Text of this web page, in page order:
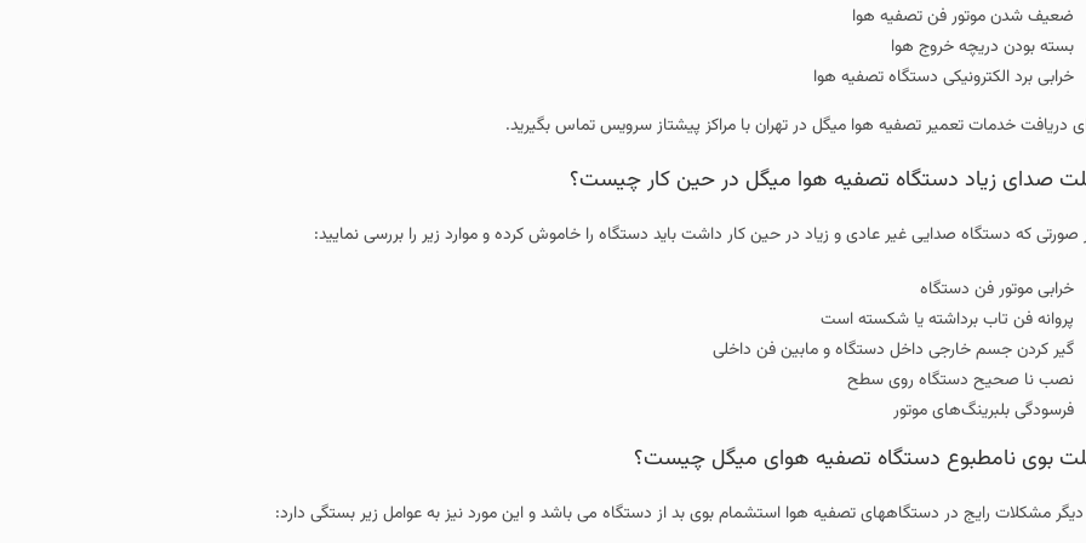
ضعیف شدن موتور فن تصفیه هوا
بسته بودن دریچه خروج هوا
خرابی برد الکترونیکی دستگاه تصفیه هوا
دریافت خدمات تعمیر تصفیه هوا میگل در تهران با مراکز پیشتاز سرویس تماس بگیرید.
صدای زیاد دستگاه تصفیه هوا میگل در حین کار چیست؟
صورتی که دستگاه صدایی غیر عادی و زیاد در حین کار داشت باید دستگاه را خاموش کرده و موارد زیر را بررسی نمایید:
خرابی موتور فن دستگاه
پروانه فن تاب برداشته یا شکسته است
گیر کردن جسم خارجی داخل دستگاه و مابین فن داخلی
نصب نا صحیح دستگاه روی سطح
فرسودگی بلبرینگ‌های موتور
بوی نامطبوع دستگاه تصفیه هوای میگل چیست؟
دیگر مشکلات رایج در دستگاههای تصفیه هوا استشمام بوی بد از دستگاه می باشد و این مورد نیز به عوامل زیر بستگی دارد: